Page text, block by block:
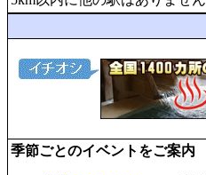
季節ごとのイベントをご案内